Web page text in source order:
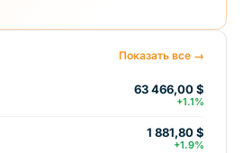
Показать все →
63 466,00 $
+1.1%
1 881,80 $
+1.9%